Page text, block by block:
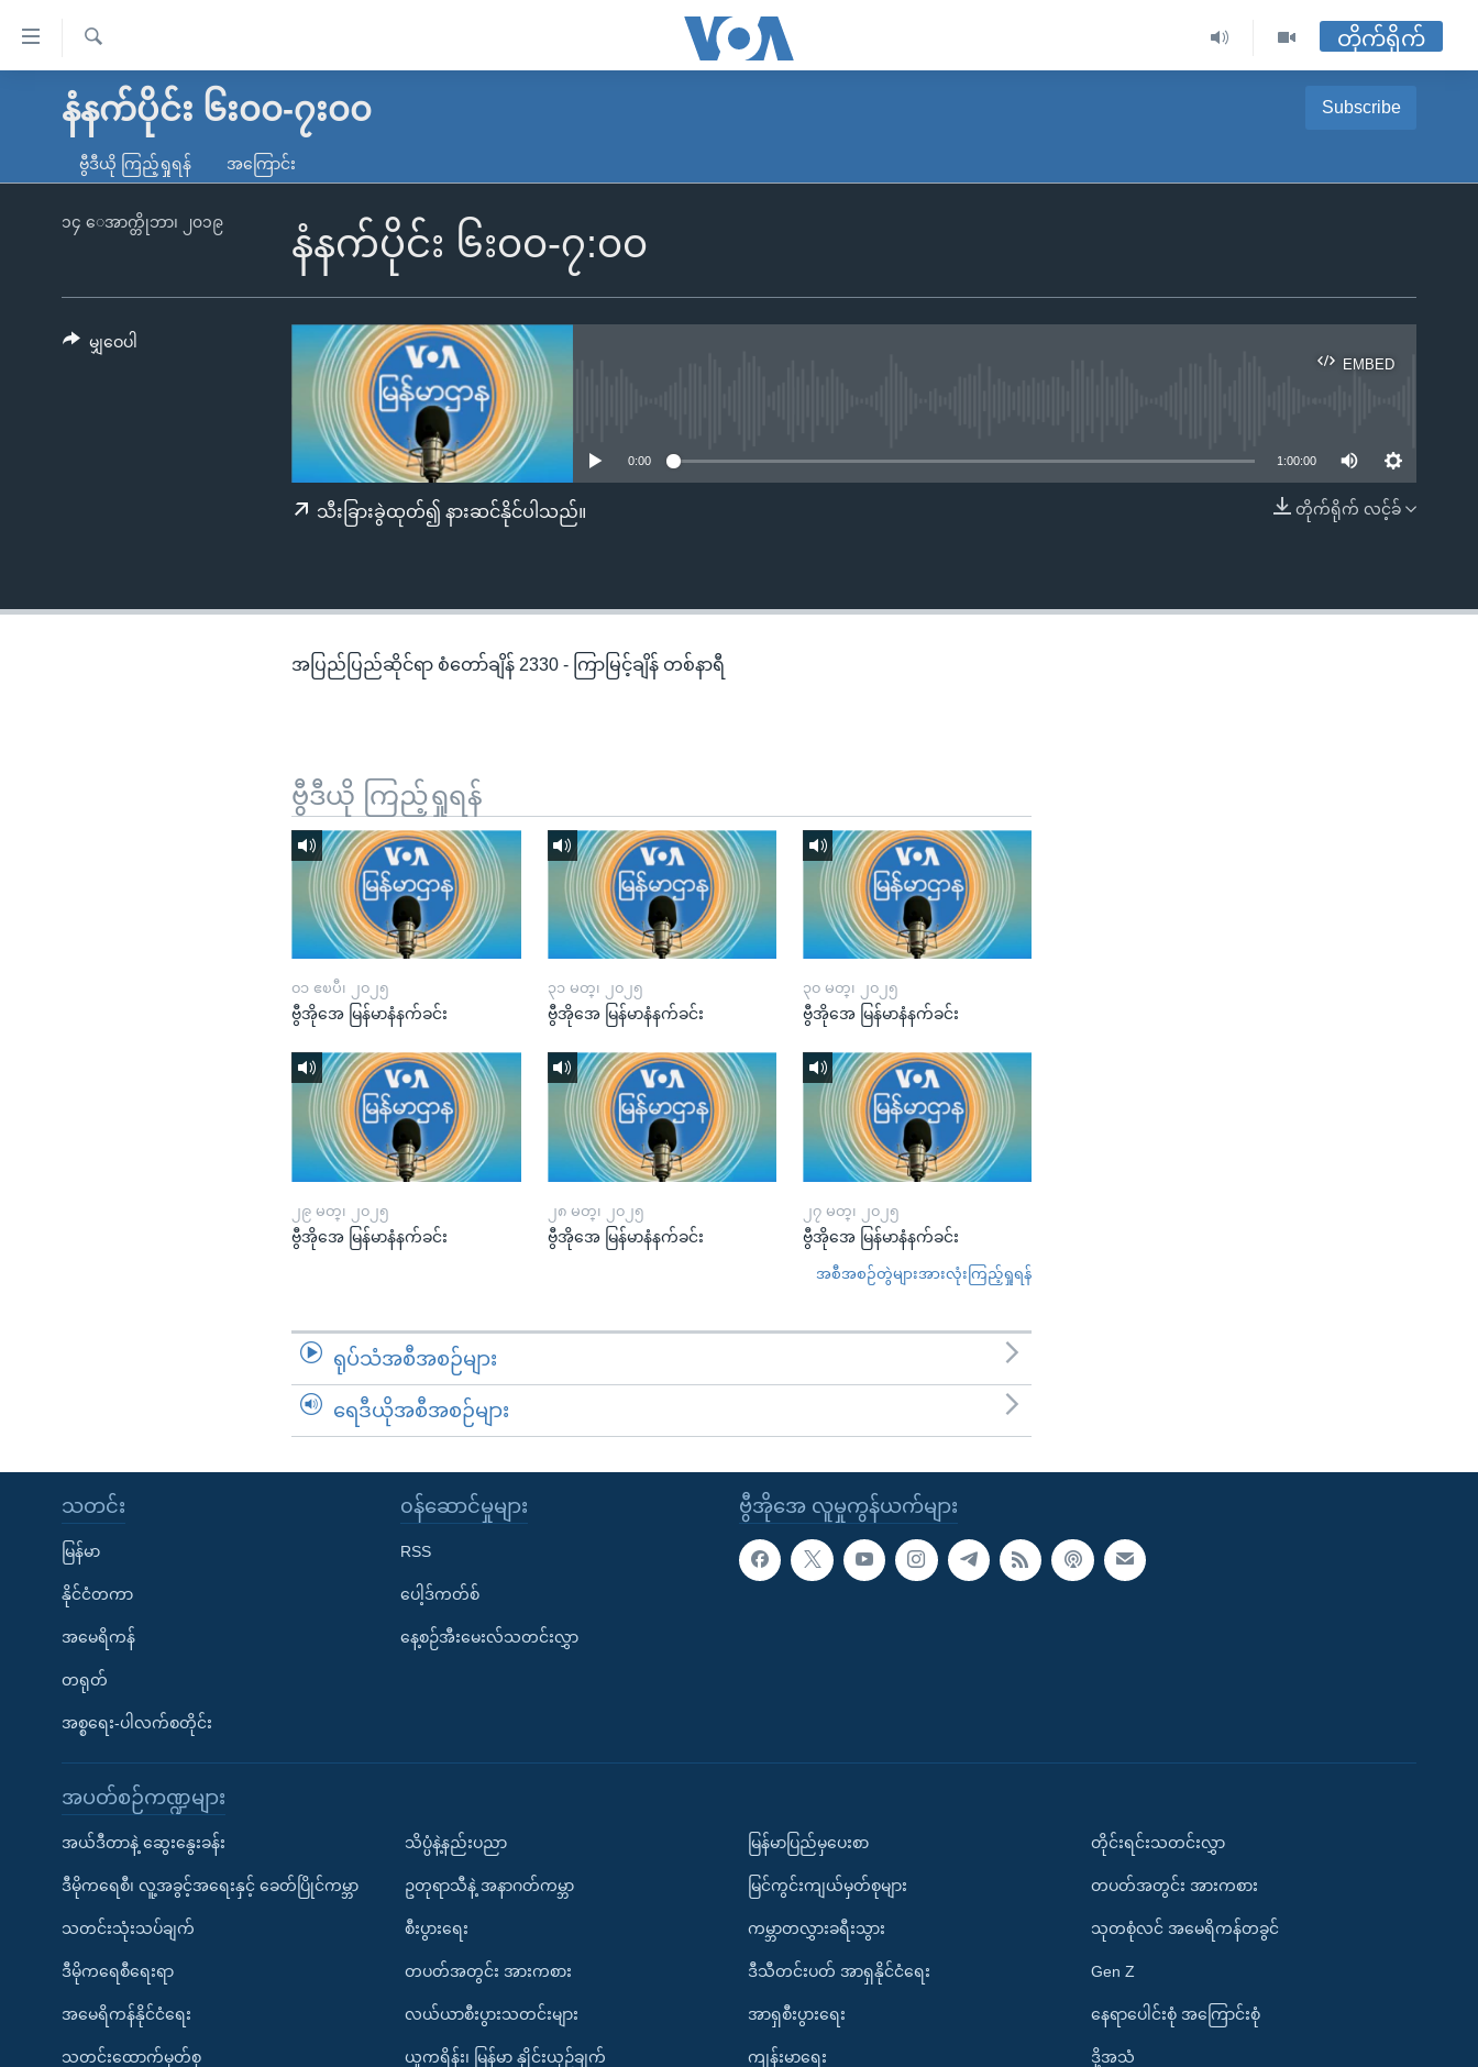
လွယ်ကူ
သည့်
ကျော်
မူလစာမျက်နှာ
ကမ္ဘာ့သတင်းများ
နိုင်ငံတကာ
တရုတ်
အစ္စရေး-ပါလက်စတိုင်း
ရပ်ဝန်းတခု လမ်းတခု အလွန်
အင်္ဂလိပ်စာလေ့လာမယ်
ရ
လာ
တိုက်ရိုက်
နံနက်ပိုင်း ၆း၀၀-၇း၀၀ Subscribe
Spotify
ဗွီဒီယို ကြည့်ရှုရန် အကြောင်း
နံနက်ပိုင်း ၆း၀၀-၇:၀၀
၁၄ ေအာက္တိုဘာ၊ ၂၀၁၉
EMBED
EMBED
0:00 1:00:00
တိုက်ရိုက် လင့်ခ်
သီးခြားခွဲထုတ်၍ နားဆင်နိုင်ပါသည်။
မျှဝေပါ
အပြည်ပြည်ဆိုင်ရာ စံတော်ချိန် 2330 - ကြာမြင့်ချိန် တစ်နာရီ
ဗွီဒီယို ကြည့်ရှုရန်
၀၁ ဧၿပီ၊ ၂၀၂၅
ဗွီအိုအေ မြန်မာနံနက်ခင်း
၃၁ မတ္၊ ၂၀၂၅
ဗွီအိုအေ မြန်မာနံနက်ခင်း
၃၀ မတ္၊ ၂၀၂၅
ဗွီအိုအေ မြန်မာနံနက်ခင်း
၂၉ မတ္၊ ၂၀၂၅
ဗွီအိုအေ မြန်မာနံနက်ခင်း
၂၈ မတ္၊ ၂၀၂၅
ဗွီအိုအေ မြန်မာနံနက်ခင်း
၂၇ မတ္၊ ၂၀၂၅
ဗွီအိုအေ မြန်မာနံနက်ခင်း
အစီအစဉ်တွဲများအားလုံးကြည့်ရှုရန်
ရုပ်သံအစီအစဉ်များ
ရေဒီယိုအစီအစဉ်များ
ဗွီအိုအေ လူမှုကွန်ယက်များ
သတင်း
မြန်မာ
နိုင်ငံတကာ
အမေရိကန်
တရုတ်
အစ္စရေး-ပါလက်စတိုင်း
၀န်ဆောင်မှုများ
RSS
ပေါ့ဒ်ကတ်စ်
နေ့စဉ်အီးမေးလ်သတင်းလွှာ
အပတ်စဉ်ကဏ္ဍများ
အယ်ဒီတာနဲ့ ဆွေးနွေးခန်း
ဒီမိုကရေစီ၊ လူ့အခွင့်အရေးနှင့် ခေတ်ပြိုင်ကမ္ဘာ
သတင်းသုံးသပ်ချက်
ဒီမိုကရေစီရေးရာ
အမေရိကန်နိုင်ငံရေး
သတင်းထောက်မှတ်စု
သိပ္ပံနဲ့နည်းပညာ
ဥတုရာသီနဲ့ အနာဂတ်ကမ္ဘာ
စီးပွားရေး
တပတ်အတွင်း အားကစား
လယ်ယာစီးပွားသတင်းများ
ယူကရိန်း၊ မြန်မာ နှိုင်းယှဉ်ချက်
မြန်မာပြည်မှပေးစာ
မြင်ကွင်းကျယ်မှတ်စုများ
ကမ္ဘာတလွှားခရီးသွား
ဒီသီတင်းပတ် အာရှနိုင်ငံရေး
အာရှစီးပွားရေး
ကျန်းမာရေး
တိုင်းရင်းသတင်းလွှာ
တပတ်အတွင်း အားကစား
သုတစုံလင် အမေရိကန်တခွင်
Gen Z
နေရာပေါင်းစုံ အကြောင်းစုံ
ဒို့အသံ